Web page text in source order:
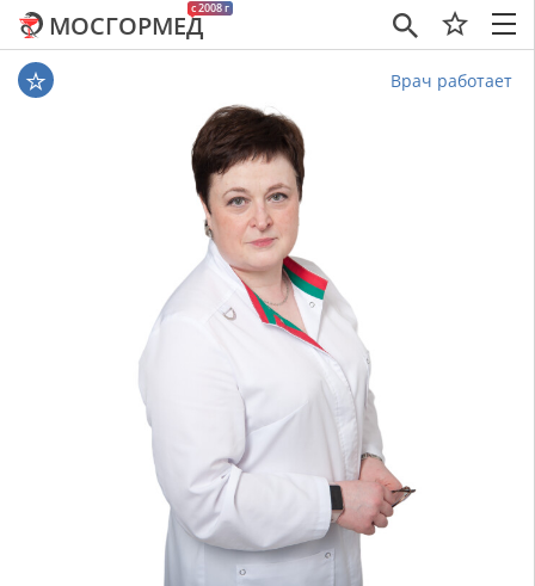
×
c 2008 г
МОСГОРМЕД
Врач работает